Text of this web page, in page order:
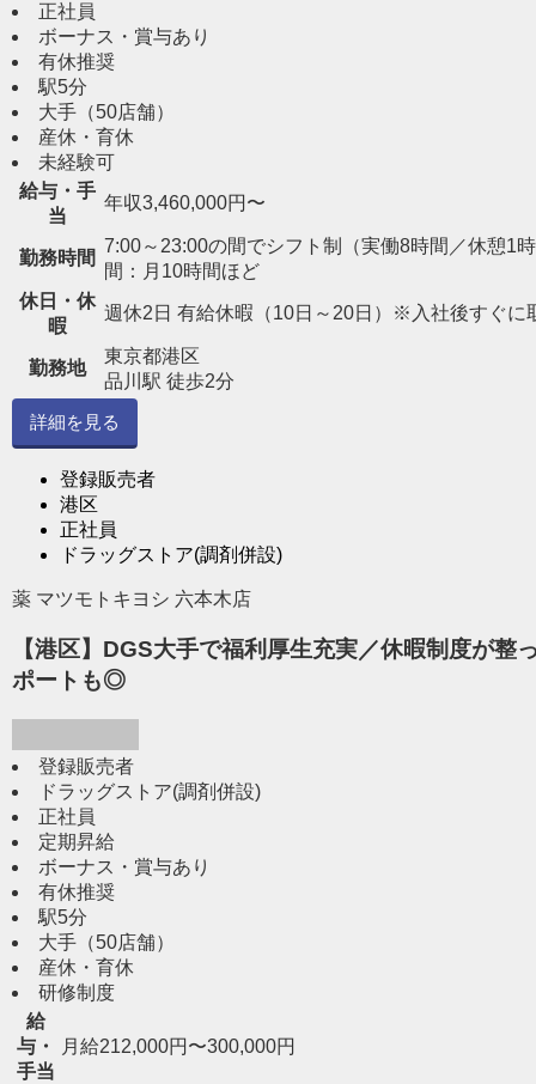
正社員
ボーナス・賞与あり
有休推奨
駅5分
大手（50店舗）
産休・育休
未経験可
給与・手
当
年収3,460,000円〜
勤務時間
7:00～23:00の間でシフト制（実働8時間／休憩
間：月10時間ほど
休日・休
暇
週休2日 有給休暇（10日～20日）※入社後すぐに
勤務地
東京都港区
品川駅 徒歩2分
詳細を見る
登録販売者
港区
正社員
ドラッグストア(調剤併設)
薬 マツモトキヨシ 六本木店
【港区】DGS大手で福利厚生充実／休暇制度が
ポートも◎
登録販売者
ドラッグストア(調剤併設)
正社員
定期昇給
ボーナス・賞与あり
有休推奨
駅5分
大手（50店舗）
産休・育休
研修制度
給
与・
手当
月給212,000円〜300,000円